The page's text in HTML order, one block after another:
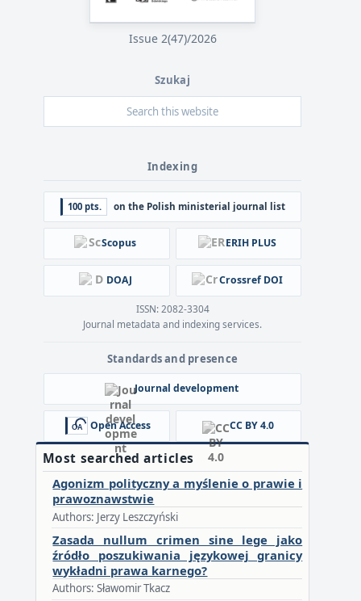
Issue 2(47)/2026
Indexing
100 pts. on the Polish ministerial journal list
Scopus ERIH PLUS
DOAJ Crossref DOI
ISSN: 2082-3304
Journal metadata and indexing services.
Standards and presence
Journal development
Open Access CC BY 4.0
Most searched articles
Agonizm polityczny a myślenie o prawie i
prawoznawstwie
Authors: Jerzy Leszczyński
Zasada nullum crimen sine lege jako
źródło poszukiwania językowej granicy
wykładni prawa karnego?
Authors: Sławomir Tkacz
Szukaj